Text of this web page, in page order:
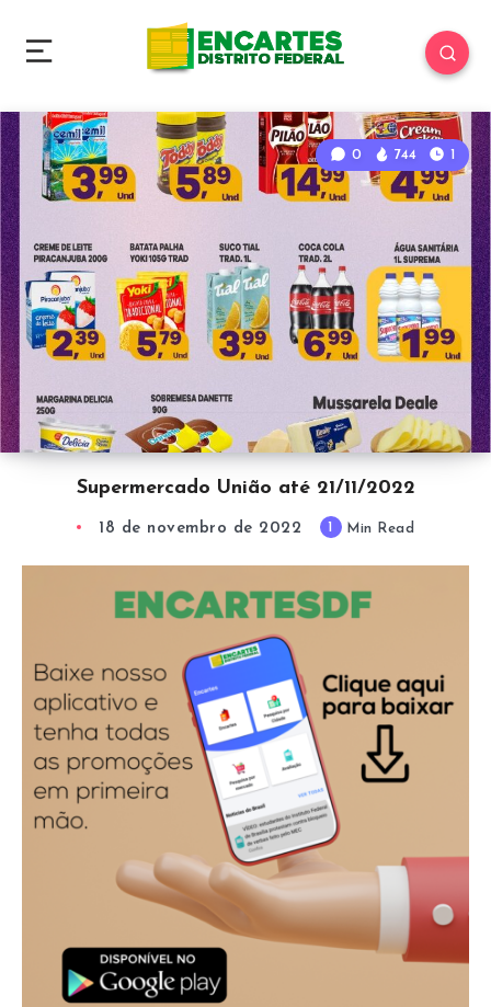
0 744 1
Supermercado União até 21/11/2022
18 de novembro de 2022 Min Read